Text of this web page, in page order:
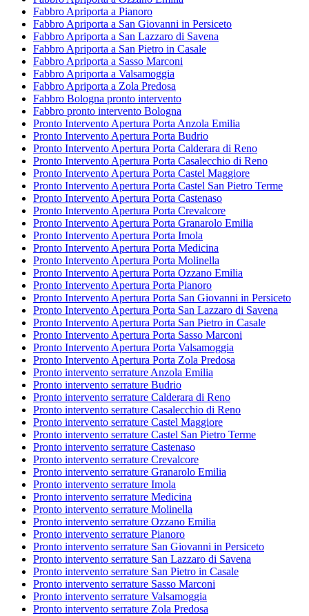
Fabbro Apriporta a Pianoro
Fabbro Apriporta a San Giovanni in Persiceto
Fabbro Apriporta a San Lazzaro di Savena
Fabbro Apriporta a San Pietro in Casale
Fabbro Apriporta a Sasso Marconi
Fabbro Apriporta a Valsamoggia
Fabbro Apriporta a Zola Predosa
Fabbro Bologna pronto intervento
Fabbro pronto intervento Bologna
Pronto Intervento Apertura Porta Anzola Emilia
Pronto Intervento Apertura Porta Budrio
Pronto Intervento Apertura Porta Calderara di Reno
Pronto Intervento Apertura Porta Casalecchio di Reno
Pronto Intervento Apertura Porta Castel Maggiore
Pronto Intervento Apertura Porta Castel San Pietro Terme
Pronto Intervento Apertura Porta Castenaso
Pronto Intervento Apertura Porta Crevalcore
Pronto Intervento Apertura Porta Granarolo Emilia
Pronto Intervento Apertura Porta Imola
Pronto Intervento Apertura Porta Medicina
Pronto Intervento Apertura Porta Molinella
Pronto Intervento Apertura Porta Ozzano Emilia
Pronto Intervento Apertura Porta Pianoro
Pronto Intervento Apertura Porta San Giovanni in Persiceto
Pronto Intervento Apertura Porta San Lazzaro di Savena
Pronto Intervento Apertura Porta San Pietro in Casale
Pronto Intervento Apertura Porta Sasso Marconi
Pronto Intervento Apertura Porta Valsamoggia
Pronto Intervento Apertura Porta Zola Predosa
Pronto intervento serrature Anzola Emilia
Pronto intervento serrature Budrio
Pronto intervento serrature Calderara di Reno
Pronto intervento serrature Casalecchio di Reno
Pronto intervento serrature Castel Maggiore
Pronto intervento serrature Castel San Pietro Terme
Pronto intervento serrature Castenaso
Pronto intervento serrature Crevalcore
Pronto intervento serrature Granarolo Emilia
Pronto intervento serrature Imola
Pronto intervento serrature Medicina
Pronto intervento serrature Molinella
Pronto intervento serrature Ozzano Emilia
Pronto intervento serrature Pianoro
Pronto intervento serrature San Giovanni in Persiceto
Pronto intervento serrature San Lazzaro di Savena
Pronto intervento serrature San Pietro in Casale
Pronto intervento serrature Sasso Marconi
Pronto intervento serrature Valsamoggia
Pronto intervento serrature Zola Predosa